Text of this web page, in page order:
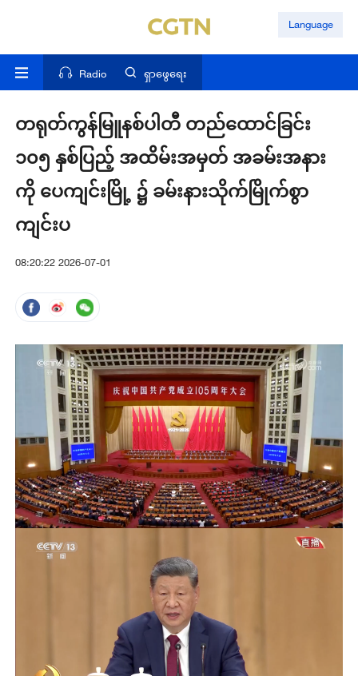
Language
Radio ရှာဖွေရေး
တရုတ်ကွန်မြူနစ်ပါတီ တည်ထောင်ခြင်း
၁၀၅ နှစ်ပြည့် အထိမ်းအမှတ် အခမ်းအနား
ကို ပေကျင်းမြို့ ၌ ခမ်းနားသိုက်မြိုက်စွာ
ကျင်းပ
08:20:22 2026-07-01